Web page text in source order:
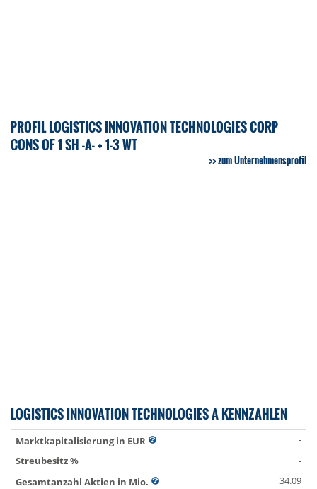
PROFIL LOGISTICS INNOVATION TECHNOLOGIES CORP
CONS OF 1 SH -A- + 1-3 WT
zum Unternehmensprofil
LOGISTICS INNOVATION TECHNOLOGIES A KENNZAHLEN
Marktkapitalisierung in EUR
-
Streubesitz %
-
Gesamtanzahl Aktien in Mio.
34.09